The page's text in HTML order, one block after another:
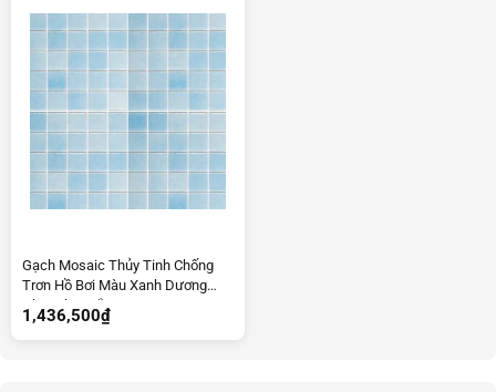
Gạch Mosaic Thủy Tinh Chống
Trơn Hồ Bơi Màu Xanh Dương
Nhạt Pha Trắng C4724
1,436,500₫